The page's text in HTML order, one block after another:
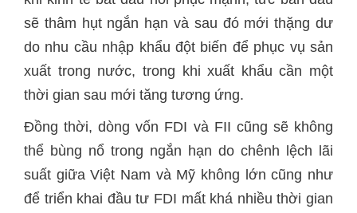
sẽ thâm hụt ngắn hạn và sau đó mới thặng dư
do nhu cầu nhập khẩu đột biến để phục vụ sản
xuất trong nước, trong khi xuất khẩu cần một
thời gian sau mới tăng tương ứng.
Đồng thời, dòng vốn FDI và FII cũng sẽ không
thể bùng nổ trong ngắn hạn do chênh lệch lãi
suất giữa Việt Nam và Mỹ không lớn cũng như
để triển khai đầu tư FDI mất khá nhiều thời gian